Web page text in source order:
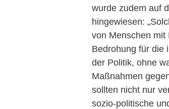
wurde zudem auf
hingewiesen:
von Menschen mit
Bedrohung für die
der Politik, ohne
Maßnahmen
sollten nicht nur
sozio-politische